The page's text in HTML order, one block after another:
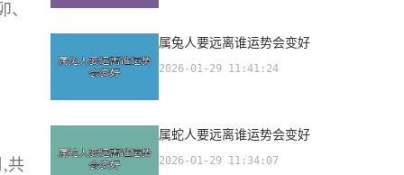
,共
属兔人要远离谁运势会变好
2026-01-29 11:41:24
属蛇人要远离谁运势会变好
2026-01-29 11:34:07